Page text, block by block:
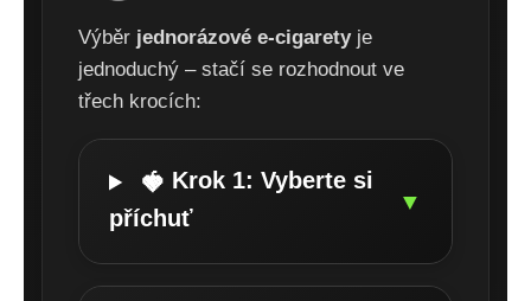
Výběr jednorázové e-cigaretyje
jednoduchý – stačí se rozhodnout ve
třech krocích:
🍓 Krok 1: Vyberte si
příchuť
▼